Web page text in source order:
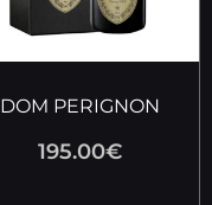
DOM PERIGNON
195.00€